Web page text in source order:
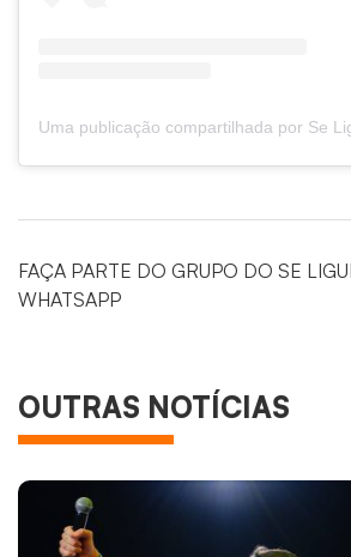
FAÇA PARTE DO GRUPO DO SE
WHATSAPP
OUTRAS NOTÍCIAS